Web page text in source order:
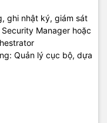
ghi nhật ký, giám sát
Manager hoặc
Quản lý cục bộ, dựa